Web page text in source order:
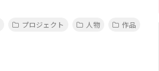
プロジェクト 人物
作品